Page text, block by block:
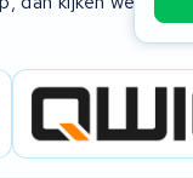
Begin te typen in